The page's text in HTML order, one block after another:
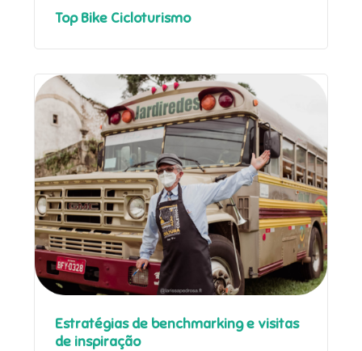
Top Bike Cicloturismo
Estratégias de benchmarking e visitas
de inspiração